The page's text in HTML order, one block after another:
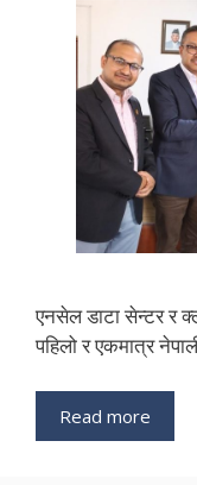
एनसेल डाटा सेन्टर र
पहिलो र एकमात्र
Read more